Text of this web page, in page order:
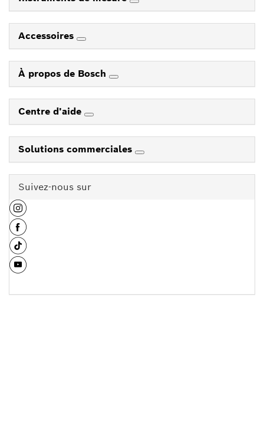
Accessoires
À propos de Bosch
Centre d'aide
Solutions commerciales
Suivez-nous sur